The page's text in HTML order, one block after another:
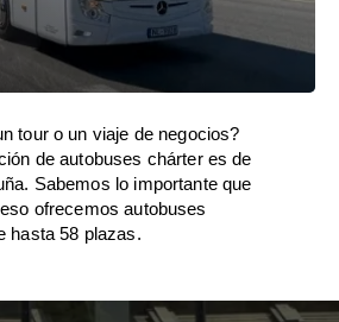
tour o un viaje de negocios?
de autobuses chárter es de
Sabemos lo importante que
ofrecemos autobuses
hasta 58 plazas.